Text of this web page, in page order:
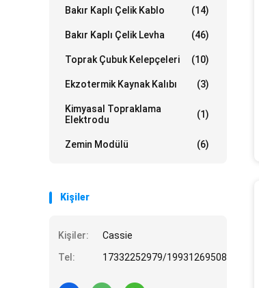
Bakır Kaplı Çelik Kablo (14)
Bakır Kaplı Çelik Levha (46)
Toprak Çubuk Kelepçeleri (10)
Ekzotermik Kaynak Kalıbı (3)
Kimyasal Topraklama
Elektrodu
(1)
Zemin Modülü (6)
Kişiler
Kişiler:
Cassie
Tel:
17332252979/19931269508